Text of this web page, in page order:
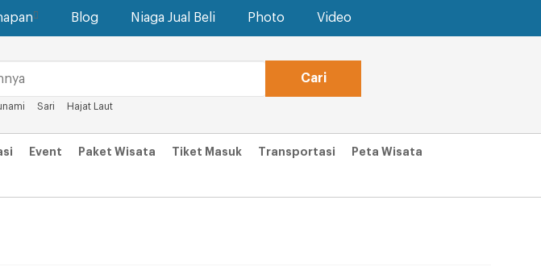
Blog Niaga Jual Beli Photo Video
Sari Hajat Laut
Event Paket Wisata Tiket Masuk Transportasi Peta Wisata